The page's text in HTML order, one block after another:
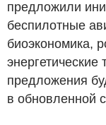
предложили
беспилотные
биоэкономика,
предложения
в обновленной